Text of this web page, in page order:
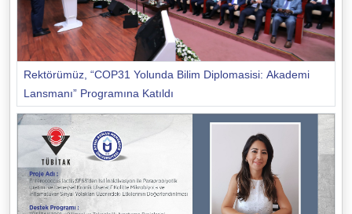
Rektörümüz, “COP31 Yolunda Bilim Diplomasisi: Akademi
Lansmanı” Programına Katıldı